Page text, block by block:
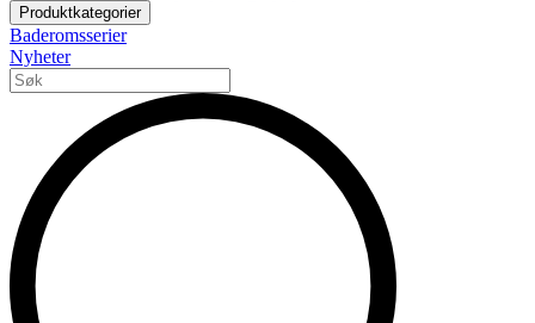
Produktkategorier
Baderomsserier
Nyheter